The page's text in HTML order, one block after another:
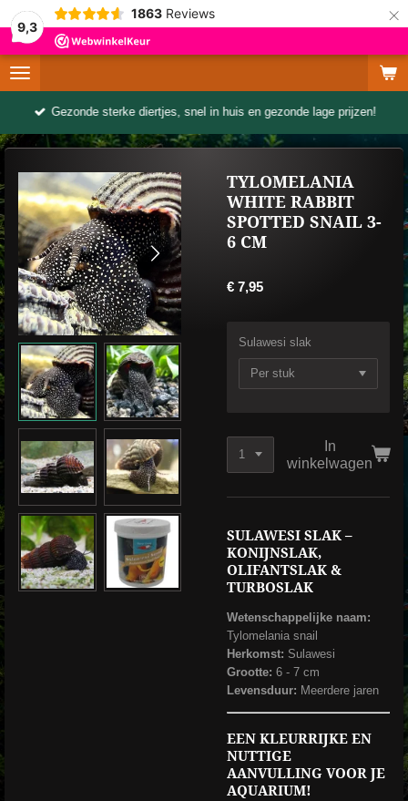
9,3
1863 Reviews ×
Gezonde sterke diertjes, snel in huis en gezonde lage prijzen!
TYLOMELANIA
WHITE RABBIT
SPOTTED SNAIL 3-
6 CM
€ 7,95
Sulawesi slak
In
winkelwagen
SULAWESI SLAK –
KONIJNSLAK,
OLIFANTSLAK &
TURBOSLAK
Wetenschappelijke naam:
Tylomelania snail
Herkomst: Sulawesi
Grootte: 6 - 7 cm
Levensduur: Meerdere jaren
EEN KLEURRIJKE EN
NUTTIGE
AANVULLING VOOR JE
AQUARIUM!